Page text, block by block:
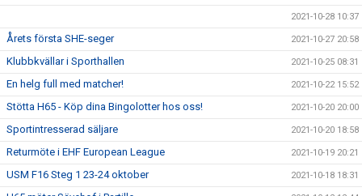
2021-10-28 10:37
Årets första SHE-seger 2021-10-27 20:58
Klubbkvällar i Sporthallen 2021-10-25 08:31
En helg full med matcher! 2021-10-22 15:52
Stötta H65 - Köp dina Bingolotter hos oss! 2021-10-20 20:00
Sportintresserad säljare 2021-10-20 18:58
Returmöte i EHF European League 2021-10-19 20:21
USM F16 Steg 1 23-24 oktober 2021-10-18 18:31